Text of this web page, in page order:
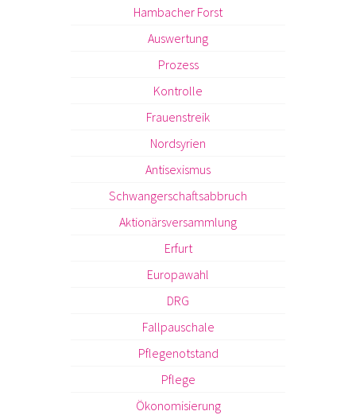
Hambacher Forst
Auswertung
Prozess
Kontrolle
Frauenstreik
Nordsyrien
Antisexismus
Schwangerschaftsabbruch
Aktionärsversammlung
Erfurt
Europawahl
DRG
Fallpauschale
Pflegenotstand
Pflege
Ökonomisierung